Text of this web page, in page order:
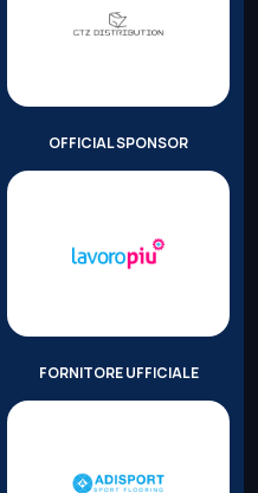
OFFICIAL SPONSOR
FORNITORE UFFICIALE